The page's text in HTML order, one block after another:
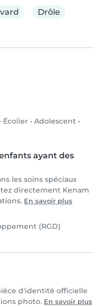
Drôle
• Écolier • Adolescent •
ayant des
les soins spéciaux
directement Kenam
En savoir plus
(RGD)
d'identité officielle
photo. En savoir plus